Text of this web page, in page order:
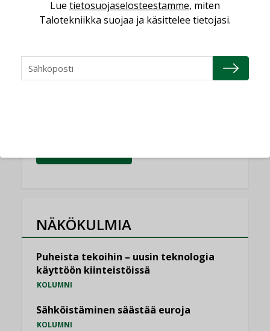
erilliset teknologiat tuodaan yhteen”
AJANKOHTAISTA, TILAAJILLE
LEHDEN ARTIKKELIT
NÄKÖKULMIA
Puheista tekoihin – uusin teknologia
käyttöön kiinteistöissä
KOLUMNI
Sähköistäminen säästää euroja
KOLUMNI
Lue tietosuojaselosteestamme, miten
Talotekniikka suojaa ja käsittelee tietojasi.